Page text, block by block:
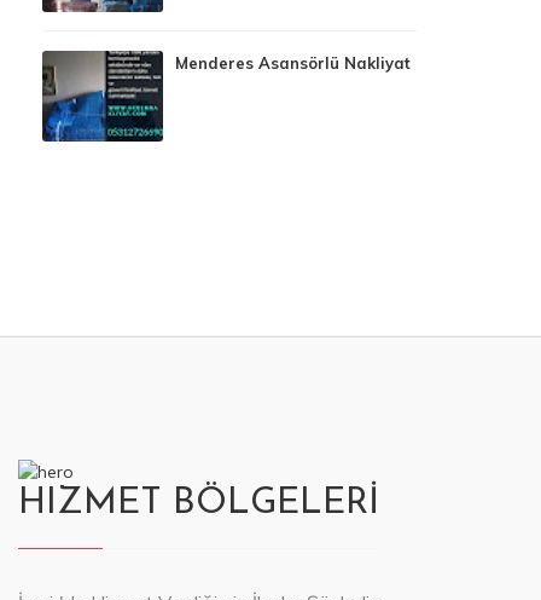
Menderes Asansörlü Nakliyat
HIZMET BÖLGELERİ